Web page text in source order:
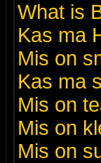
What is
Kas ma
Mis on
Kas ma
Mis on
Mis on
Mis on